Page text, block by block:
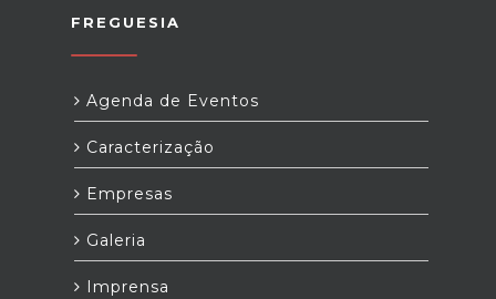
FREGUESIA
Agenda de Eventos
Caracterização
Empresas
Galeria
Imprensa